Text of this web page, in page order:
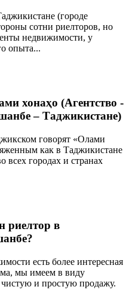
(городе
сотни риелторов, но
недвижимости, у
опыта...
хонаҳо (Агентство -
– Таджикистане)
говорят «Олами
как в Таджикистане
всех городах и странах
риелтор в
есть более интересная
мы имеем в виду
и простую продажу.